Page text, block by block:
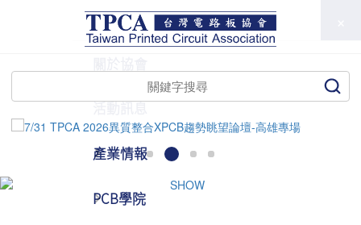
TPCA
活動訊息
產業情報
PCB學院